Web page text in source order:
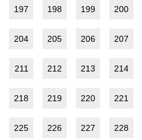
197 198 199 200
204 205 206 207
211 212 213 214
218 219 220 221
225 226 227 228